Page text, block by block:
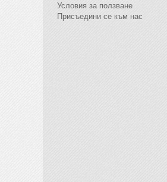
Условия за ползване
Присъедини се към нас